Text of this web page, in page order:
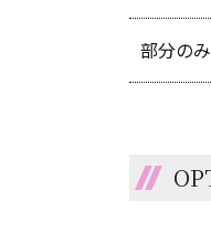
部分の